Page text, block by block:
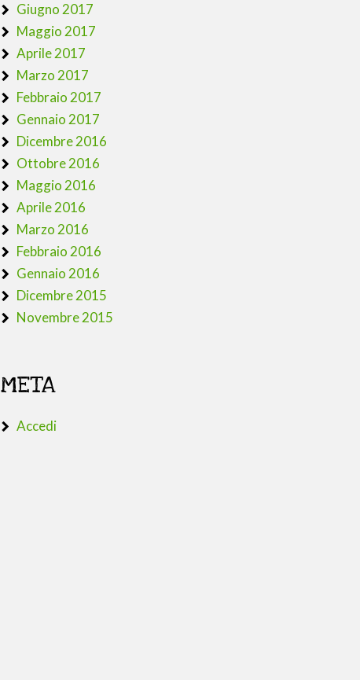
Giugno 2017
Maggio 2017
Aprile 2017
Marzo 2017
Febbraio 2017
Gennaio 2017
Dicembre 2016
Ottobre 2016
Maggio 2016
Aprile 2016
Marzo 2016
Febbraio 2016
Gennaio 2016
Dicembre 2015
Novembre 2015
META
Accedi